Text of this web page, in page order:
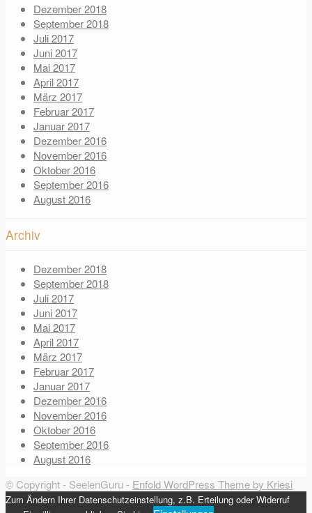
Dezember 2018
September 2018
Juli 2017
Juni 2017
Mai 2017
April 2017
März 2017
Februar 2017
Januar 2017
Dezember 2016
November 2016
Oktober 2016
September 2016
August 2016
Archiv
Dezember 2018
September 2018
Juli 2017
Juni 2017
Mai 2017
April 2017
März 2017
Februar 2017
Januar 2017
Dezember 2016
November 2016
Oktober 2016
September 2016
August 2016
© Copyright - SeelenGuru - Enfold WordPress Theme by Kriesi
Zum Ändern Ihrer Datenschutzeinstellung, z.B. Erteilung oder Widerruf